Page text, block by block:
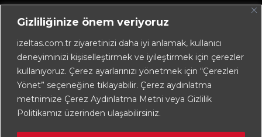
Gizliliğinize önem veriyoruz
izeltas.com.tr ziyaretinizi daha iyi anlamak, kullanıcı
deneyiminizi kişiselleştirmek ve iyileştirmek için çerezler
kullanıyoruz. Çerez ayarlarınızı yönetmek için “Çerezleri
Yönet” seçeneğine tıklayabilir. Çerez aydınlatma
metnimize Çerez Aydınlatma Metni veya Gizlilik
Politikamız üzerinden ulaşabilirsiniz.
TÜRKİYE
+90 232 472 13 75 (pbx)
+90 232 472 13 78
info@izeltas.com.tr